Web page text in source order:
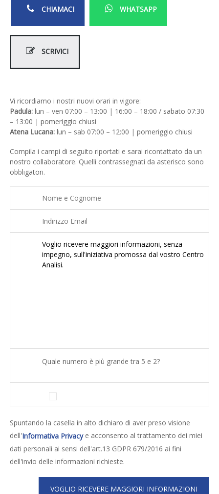
CHIAMACI WHATSAPP
SCRIVICI
Vi ricordiamo i nostri nuovi orari in vigore:
Padula: lun – ven 07:00 – 13:00 | 16:00 – 18:00 / sabato 07:30
– 13:00 | pomeriggio chiusi
Atena Lucana: lun – sab 07:00 – 12:00 | pomeriggio chiusi
Compila i campi di seguito riportati e sarai ricontattato da un
nostro collaboratore. Quelli contrassegnati da asterisco sono
obbligatori.
Quale numero è più grande tra 5 e 2?
Spuntando la casella in alto dichiaro di aver preso visione
dell'Informativa Privacye acconsento al trattamento dei miei
dati personali ai sensi dell'art.13 GDPR 679/2016 ai fini
dell'invio delle informazioni richieste.